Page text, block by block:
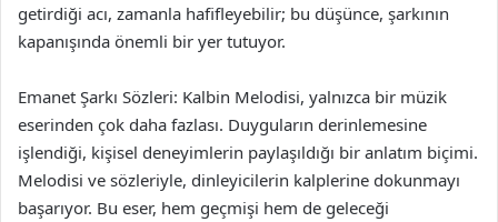
getirdiği acı, zamanla hafifleyebilir; bu düşünce, şarkının
kapanışında önemli bir yer tutuyor.
Emanet Şarkı Sözleri: Kalbin Melodisi, yalnızca bir müzik
eserinden çok daha fazlası. Duyguların derinlemesine
işlendiği, kişisel deneyimlerin paylaşıldığı bir anlatım biçimi.
Melodisi ve sözleriyle, dinleyicilerin kalplerine dokunmayı
başarıyor. Bu eser, hem geçmişi hem de geleceği